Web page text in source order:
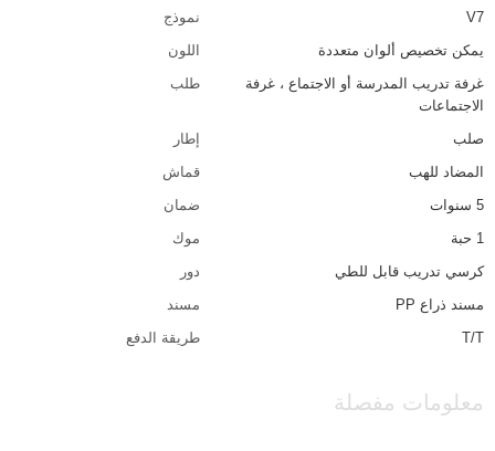
نموذج
V7
اللون
يمكن تخصيص ألوان متعددة
طلب
غرفة تدريب المدرسة أو الاجتماع ، غرفة
الاجتماعات
إطار
صلب
قماش
المضاد للهب
ضمان
5 سنوات
موك
1 حبة
دور
كرسي تدريب قابل للطي
مسند
مسند ذراع PP
طريقة الدفع
T/T
معلومات مفصلة